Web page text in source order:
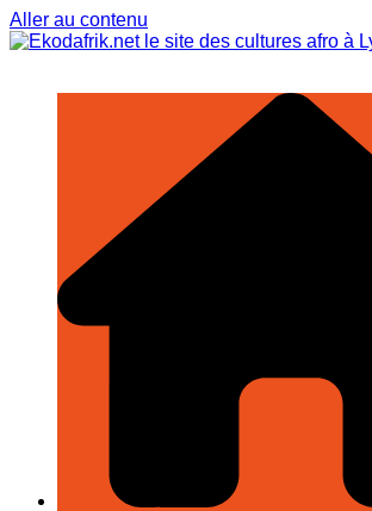
Aller au contenu